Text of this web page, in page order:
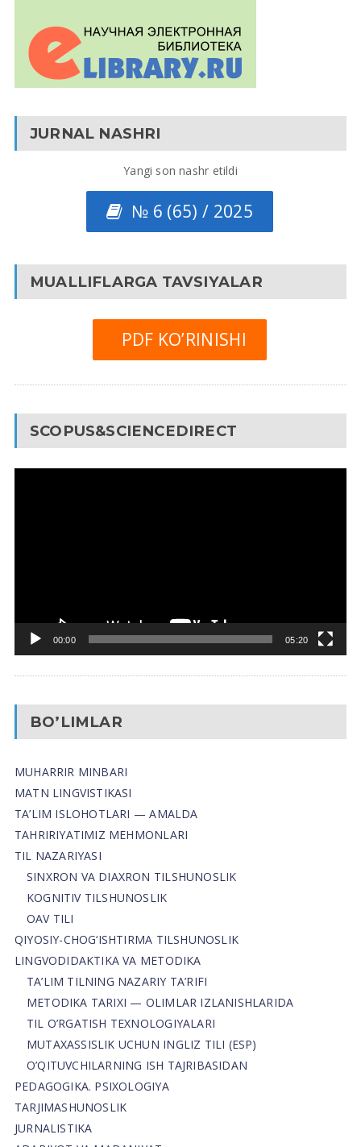
JURNAL NASHRI
Yangi son nashr etildi
№ 6 (65) / 2025
MUALLIFLARGA TAVSIYALAR
PDF KO’RINISHI
SCOPUS&SCIENCEDIRECT
00:00 05:20
BO’LIMLAR
MUHARRIR MINBARI
MATN LINGVISTIKASI
TA’LIM ISLOHOTLARI — AMALDA
TAHRIRIYATIMIZ MEHMONLARI
TIL NAZARIYASI
SINXRON VA DIAXRON TILSHUNOSLIK
KOGNITIV TILSHUNOSLIK
OAV TILI
QIYOSIY-CHOG‘ISHTIRMA TILSHUNOSLIK
LINGVODIDAKTIKA VA METODIKA
TA’LIM TILNING NAZARIY TA’RIFI
METODIKA TARIXI — OLIMLAR IZLANISHLARIDA
TIL O’RGATISH TEXNOLOGIYALARI
MUTAXASSISLIK UCHUN INGLIZ TILI (ESP)
O’QITUVCHILARNING ISH TAJRIBASIDAN
PEDAGOGIKA. PSIXOLOGIYA
TARJIMASHUNOSLIK
JURNALISTIKA